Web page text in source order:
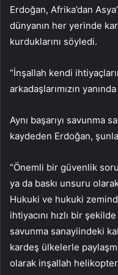
Erdoğan, Afrika’dan
dünyanın her yerinde
kurduklarını söyledi.
“İnşallah kendi
arkadaşlarımızın
Aynı başarıyı savunma
kaydeden Erdoğan,
“Önemli bir güvenlik
ya da baskı unsuru
Hukuki ve hukuki
ihtiyacını hızlı bir
savunma sanayiindeki
kardeş ülkelerle
olarak inşallah